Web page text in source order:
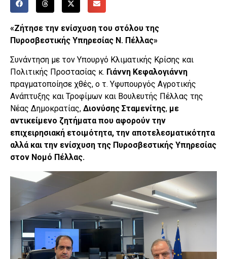
«Ζήτησε την ενίσχυση του στόλου της
Πυροσβεστικής Υπηρεσίας Ν. Πέλλας»
Συνάντηση με τον Υπουργό Κλιματικής Κρίσης και
Πολιτικής Προστασίας κ. Γιάννη Κεφαλογιάννη
πραγματοποίησε χθές, ο τ. Υφυπουργός Αγροτικής
Ανάπτυξης και Τροφίμων και Βουλευτής Πέλλας της
Νέας Δημοκρατίας, Διονύσης Σταμενίτης, με
αντικείμενο ζητήματα που αφορούν την
επιχειρησιακή ετοιμότητα, την αποτελεσματικότητα
αλλά και την ενίσχυση της Πυροσβεστικής Υπηρεσίας
στον Νομό Πέλλας.